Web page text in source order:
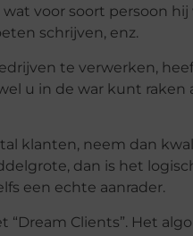
voor soort persoon
schrijven, enz.
te verwerken,
u in de war kunt raken
klanten, neem dan
dan is het
een echte aanrader.
Clients”. Het